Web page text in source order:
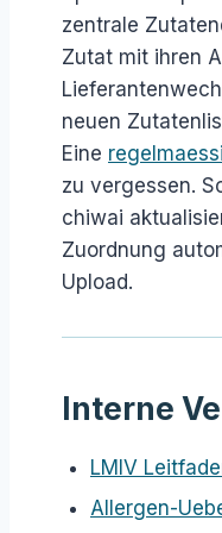
zentrale
Zutat mit ihren
neuen
Eine
zu vergessen.
chiwai
Zuordnung
Upload.
Interne
LMIV
Allergen-